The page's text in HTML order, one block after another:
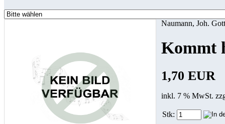
Naumann, Joh.
Kommt
1,70 EUR
inkl. 7 % MwSt.
Stk: